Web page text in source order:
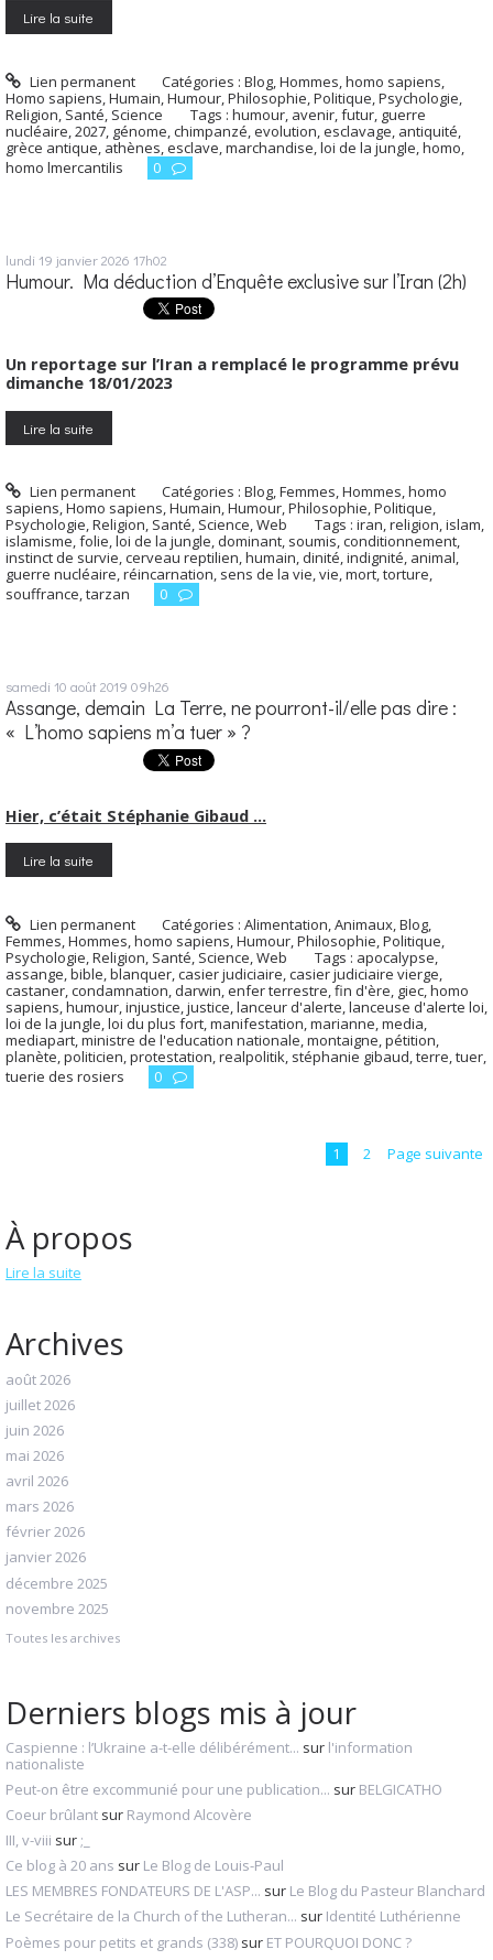
Lire la suite
Lien permanent Catégories :Blog ,Hommes, homo sapiens
Homo sapiens Humain Humour Philosophie Politique Psychologie
Religion Santé Science Tags : humour, avenir, futur, guerre
nucléaire 2027 génome chimpanzé evolution esclavage antiquité
grèce antique athènes esclave marchandise loi de la jungle homo
homo lmercantilis
0
lundi 19 janvier 2026 17h02
Humour. Ma déduction d’Enquête exclusive sur l’Iran (2h)
Un reportage sur l’Iran a remplacé le programme prévu
dimanche 18/01/2023
Lire la suite
Lien permanent Catégories :Blog,Femmes,Hommes, homo
sapiens,Homo sapiens,Humain,Humour,Philosophie,Politique,
Psychologie,Religion, Santé, Science,Web Tags : iran,religion,islam,
islamisme,folie,loi de la jungle, dominant, soumis,conditionnement,
instinct de survie,cerveau reptilien,humain, dinité,indignité, animal,
guerre nucléaire,réincarnation, sens de la vie,vie,mort,torture,
souffrance,tarzan 0
samedi 10 août 2019 09h26
Assange, demain La Terre, ne pourront-il/elle pas dire :
« L’homo sapiens m’a tuer » ?
Hier, c’était Stéphanie Gibaud …
Lire la suite
Lien permanent Catégories :Alimentation,Animaux,Blog,
Femmes,Hommes, homo sapiens,Humour,Philosophie,Politique,
Psychologie,Religion, Santé, Science,Web Tags : apocalypse,
assange,bible,blanquer,casier judiciaire,casier judiciaire vierge,
castaner,condamnation, darwin,enfer terrestre,fin d'ère, giec,homo
sapiens,humour,injustice,justice,lanceur d'alerte,lanceuse d'alerte loi,
loi de la jungle,loi du plus fort,manifestation,marianne,media,
mediapart,ministre de l'education nationale,montaigne,pétition,
planète,politicien,protestation,realpolitik, stéphanie gibaud,terre,tuer,
tuerie des rosiers
0
1 2 Page suivante
À propos
Lire la suite
Archives
août 2026
juillet 2026
juin 2026
mai 2026
avril 2026
mars 2026
février 2026
janvier 2026
décembre 2025
novembre 2025
Toutes les archives
Derniers blogs mis à jour
Caspienne : l’Ukraine a-t-elle délibérément... sur l'information
nationaliste
Peut-on être excommunié pour une publication... sur BELGICATHO
Coeur brûlant sur Raymond Alcovère
III, v-viii sur ;_
Ce blog à 20 ans sur Le Blog de Louis-Paul
LES MEMBRES FONDATEURS DE L'ASP... sur Le Blog du Pasteur Blanchard
Le Secrétaire de la Church of the Lutheran... sur Identité Luthérienne
Poèmes pour petits et grands (338) sur ET POURQUOI DONC ?